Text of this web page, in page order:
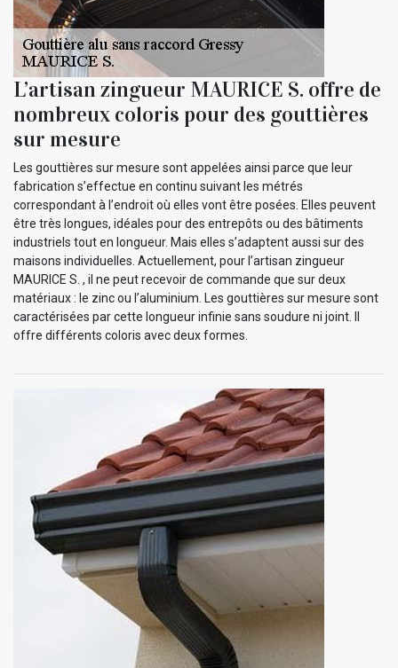
L’artisan zingueur MAURICE S. offre de
nombreux coloris pour des gouttières
sur mesure
Les gouttières sur mesure sont appelées ainsi parce que leur
fabrication s’effectue en continu suivant les métrés
correspondant à l’endroit où elles vont être posées. Elles peuvent
être très longues, idéales pour des entrepôts ou des bâtiments
industriels tout en longueur. Mais elles s’adaptent aussi sur des
maisons individuelles. Actuellement, pour l’artisan zingueur
MAURICE S. , il ne peut recevoir de commande que sur deux
matériaux : le zinc ou l’aluminium. Les gouttières sur mesure sont
caractérisées par cette longueur infinie sans soudure ni joint. Il
offre différents coloris avec deux formes.